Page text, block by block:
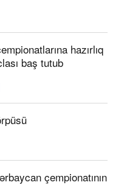
hazırlıq
baş tutub
çempionatının